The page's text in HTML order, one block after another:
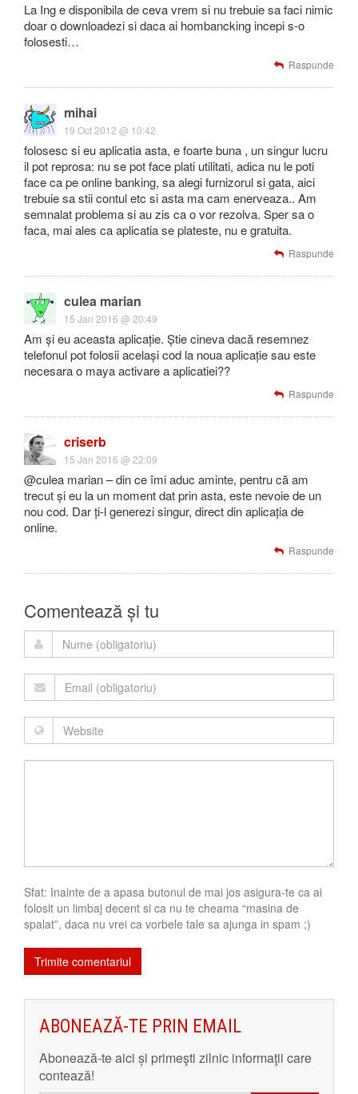
La Ing e disponibila de ceva vrem si nu trebuie sa faci nimic
doar o downloadezi si daca ai hombancking incepi s-o
folosesti…
Raspunde
mihai
19 Oct 2012 @ 10:42
folosesc si eu aplicatia asta, e foarte buna , un singur lucru
il pot reprosa: nu se pot face plati utilitati, adica nu le poti
face ca pe online banking, sa alegi furnizorul si gata, aici
trebuie sa stii contul etc si asta ma cam enerveaza.. Am
semnalat problema si au zis ca o vor rezolva. Sper sa o
faca, mai ales ca aplicatia se plateste, nu e gratuita.
Raspunde
culea marian
15 Jan 2016 @ 20:49
Am și eu aceasta aplicație. Știe cineva dacă resemnez
telefonul pot folosii același cod la noua aplicație sau este
necesara o maya activare a aplicatiei??
Raspunde
criserb
15 Jan 2016 @ 22:09
@culea marian – din ce îmi aduc aminte, pentru că am
trecut și eu la un moment dat prin asta, este nevoie de un
nou cod. Dar ți-l generezi singur, direct din aplicația de
online.
Raspunde
Comentează și tu
Sfat: Inainte de a apasa butonul de mai jos asigura-te ca ai
folosit un limbaj decent si ca nu te cheama “masina de
spalat”, daca nu vrei ca vorbele tale sa ajunga in spam ;)
ABONEAZĂ-TE PRIN EMAIL
Abonează-te aici și primeşti zilnic informaţii care
contează!